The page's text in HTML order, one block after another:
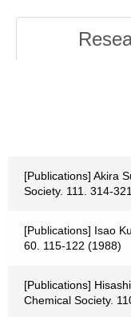
[Publications] Akira
Society. 111. 314-
[Publications] Isao
60. 115-122 (1988)
[Publications]
Chemical Society.